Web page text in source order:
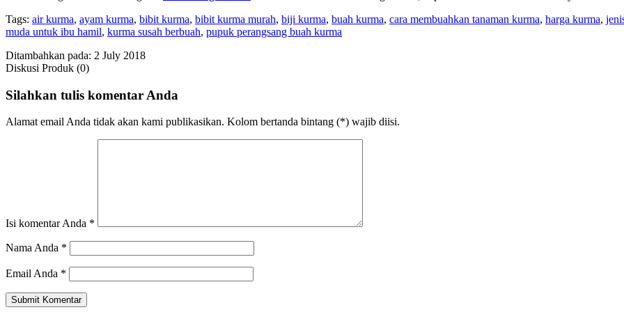
Tags: air kurma, ayam kurma, bibit kurma, bibit kurma murah, biji kurma, buah kurma, cara membuahkan tanaman kurma, harga kurma,
muda untuk ibu hamil, kurma susah berbuah, pupuk perangsang buah kurma
Ditambahkan pada: 2 July 2018
Diskusi Produk (0)
Silahkan tulis komentar Anda
Alamat email Anda tidak akan kami publikasikan. Kolom bertanda bintang (*) wajib diisi.
Isi komentar Anda *
Nama Anda *
Email Anda *